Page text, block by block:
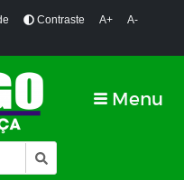
Contraste A+
A-
Menu